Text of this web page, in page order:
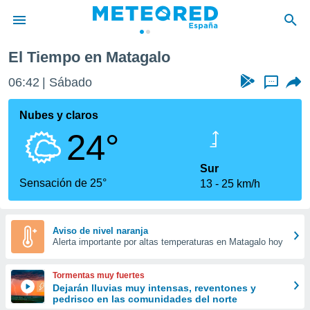
de
por
que se
calidad.
a este
las
y
forma
digital
basada
El Tiempo en Matagalo
06:42 Sábado ...
Nubes y claros
24°
Sensación de 25°
Sur
13
25 km/h
Aviso de nivel naranja
Alerta importante por altas temperaturas en Matagalo hoy
Tormentas muy fuertes
Dejarán lluvias muy intensas, reventones y
pedrisco en las comunidades del norte